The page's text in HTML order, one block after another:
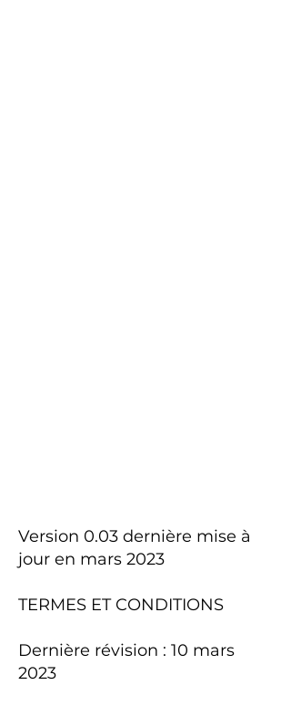
Version 0.03 dernière mise à
jour en mars 2023
TERMES ET CONDITIONS
Dernière révision : 10 mars
2023